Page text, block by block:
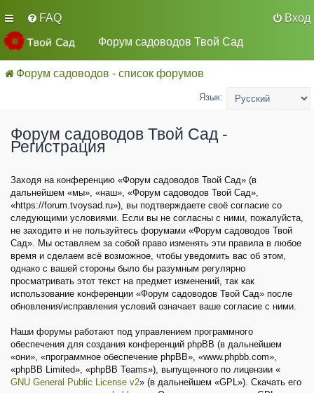
FAQ
Вход
Форум садоводов Твой Сад
Форум садоводов - список форумов
Язык:
Форум садоводов Твой Сад -
Регистрация
Заходя на конференцию «Форум садоводов Твой Сад» (в
дальнейшем «мы», «наш», «Форум садоводов Твой Сад»,
«https://forum.tvoysad.ru»), вы подтверждаете своё согласие со
следующими условиями. Если вы не согласны с ними, пожалуйста,
не заходите и не пользуйтесь форумами «Форум садоводов Твой
Сад». Мы оставляем за собой право изменять эти правила в любое
время и сделаем всё возможное, чтобы уведомить вас об этом,
однако с вашей стороны было бы разумным регулярно
просматривать этот текст на предмет изменений, так как
использование конференции «Форум садоводов Твой Сад» после
обновления/исправления условий означает ваше согласие с ними.
Наши форумы работают под управлением программного
обеспечения для создания конференций phpBB (в дальнейшем
«они», «программное обеспечение phpBB», «www.phpbb.com»,
«phpBB Limited», «phpBB Teams»), выпущенного по лицензии «
GNU General Public License v2» (в дальнейшем «GPL»). Скачать его